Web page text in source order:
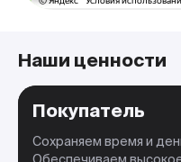
Наши ценности
Покупатель
Сохраняем время и